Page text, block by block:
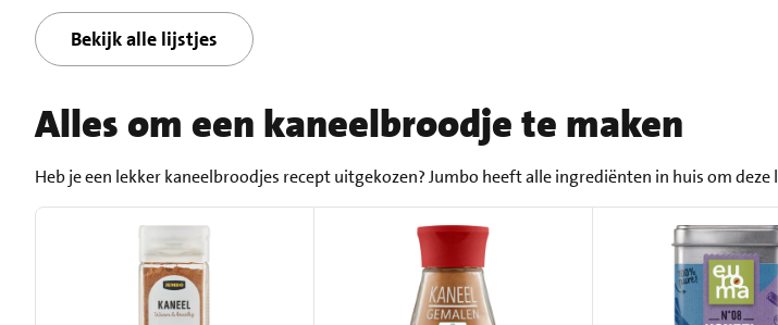
Bekijk alle lijstjes
Alles om een kaneelbroodje te maken
Heb je een lekker kaneelbroodjes recept uitgekozen? Jumbo heeft alle ingrediënten in huis om deze